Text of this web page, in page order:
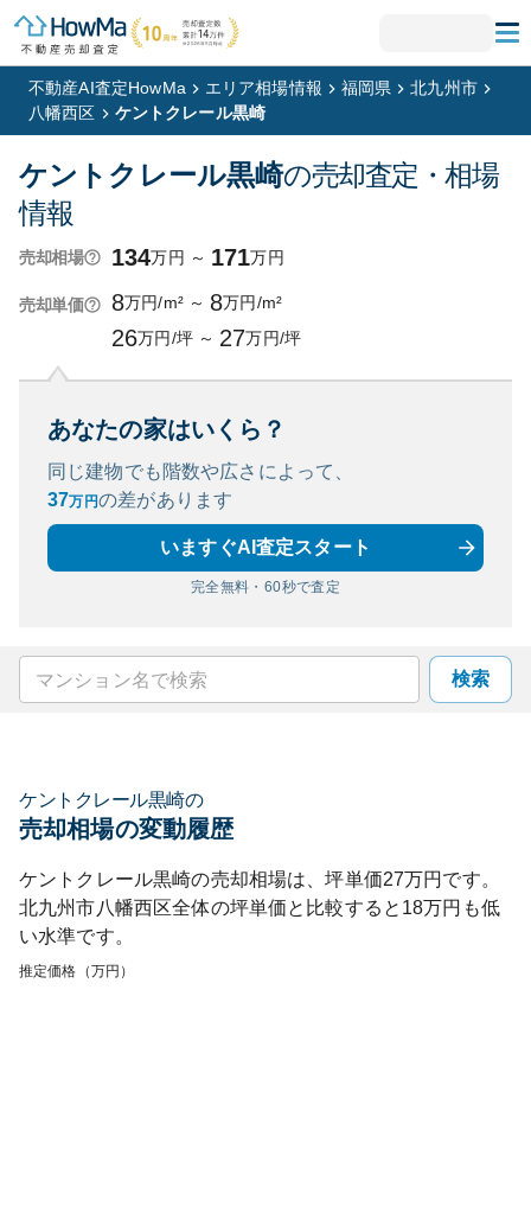
不動産AI査定HowMa エリア相場情報 福岡県
北九州市
八幡西区
ケントクレール黒崎
ケントクレール黒崎の売却査定・相場
情報
売却相場 134万円 ～ 171万円
売却単価 8万円/m² ～ 8万円/m²
26万円/坪 ～ 27万円/坪
あなたの家はいくら？
同じ建物でも階数や広さによって、
37万円の差があります
いますぐAI査定スタート
完全無料・60秒で査定
検索
ケントクレール黒崎の
売却相場の変動履歴
ケントクレール黒崎の売却相場は、坪単価27万円です。
北九州市八幡西区全体の坪単価と比較すると 18万円も低
い水準です。
推定価格（万円）